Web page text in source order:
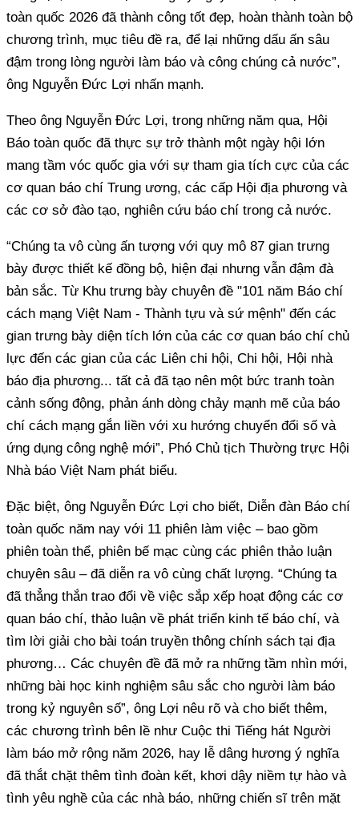
toàn quốc 2026 đã thành công tốt đẹp, hoàn thành toàn bộ
chương trình, mục tiêu đề ra, để lại những dấu ấn sâu
đậm trong lòng người làm báo và công chúng cả nước”,
ông Nguyễn Đức Lợi nhấn mạnh.
Theo ông Nguyễn Đức Lợi, trong những năm qua, Hội
Báo toàn quốc đã thực sự trở thành một ngày hội lớn
mang tầm vóc quốc gia với sự tham gia tích cực của các
cơ quan báo chí Trung ương, các cấp Hội địa phương và
các cơ sở đào tạo, nghiên cứu báo chí trong cả nước.
“Chúng ta vô cùng ấn tượng với quy mô 87 gian trưng
bày được thiết kế đồng bộ, hiện đại nhưng vẫn đậm đà
bản sắc. Từ Khu trưng bày chuyên đề "101 năm Báo chí
cách mạng Việt Nam - Thành tựu và sứ mệnh" đến các
gian trưng bày diện tích lớn của các cơ quan báo chí chủ
lực đến các gian của các Liên chi hội, Chi hội, Hội nhà
báo địa phương... tất cả đã tạo nên một bức tranh toàn
cảnh sống động, phản ánh dòng chảy mạnh mẽ của báo
chí cách mạng gắn liền với xu hướng chuyển đổi số và
ứng dụng công nghệ mới”, Phó Chủ tịch Thường trực Hội
Nhà báo Việt Nam phát biểu.
Đặc biệt, ông Nguyễn Đức Lợi cho biết, Diễn đàn Báo chí
toàn quốc năm nay với 11 phiên làm việc – bao gồm
phiên toàn thể, phiên bế mạc cùng các phiên thảo luận
chuyên sâu – đã diễn ra vô cùng chất lượng. “Chúng ta
đã thẳng thắn trao đổi về việc sắp xếp hoạt động các cơ
quan báo chí, thảo luận về phát triển kinh tế báo chí, và
tìm lời giải cho bài toán truyền thông chính sách tại địa
phương… Các chuyên đề đã mở ra những tầm nhìn mới,
những bài học kinh nghiệm sâu sắc cho người làm báo
trong kỷ nguyên số”, ông Lợi nêu rõ và cho biết thêm,
các chương trình bên lề như Cuộc thi Tiếng hát Người
làm báo mở rộng năm 2026, hay lễ dâng hương ý nghĩa
đã thắt chặt thêm tình đoàn kết, khơi dậy niềm tự hào và
tình yêu nghề của các nhà báo, những chiến sĩ trên mặt